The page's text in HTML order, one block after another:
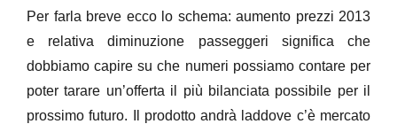
Per farla breve ecco lo schema: aumento prezzi 2013
e relativa diminuzione passeggeri significa che
dobbiamo capire su che numeri possiamo contare per
poter tarare un’offerta il più bilanciata possibile per il
prossimo futuro. Il prodotto andrà laddove c’è mercato